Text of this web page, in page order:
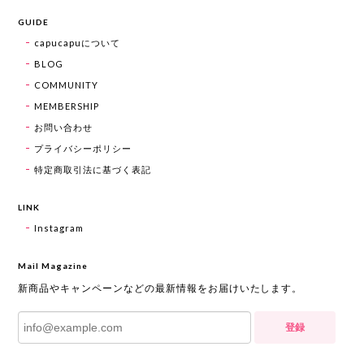
GUIDE
capucapuについて
BLOG
COMMUNITY
MEMBERSHIP
お問い合わせ
プライバシーポリシー
特定商取引法に基づく表記
LINK
Instagram
Mail Magazine
新商品やキャンペーンなどの最新情報をお届けいたします。
登録